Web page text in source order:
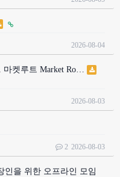
2026-08-04
켓루트 Market Ro…
2026-08-03
2 2026-08-03
인을 위한 오프라인 모임